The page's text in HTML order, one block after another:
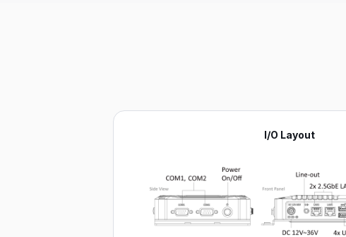
I/O Layout